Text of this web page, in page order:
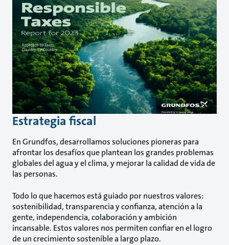
Estrategia fiscal
En Grundfos, desarrollamos soluciones pioneras para
afrontar los desafíos que plantean los grandes problemas
globales del agua y el clima, y mejorar la calidad de vida de
las personas.
Todo lo que hacemos está guiado por nuestros valores:
sostenibilidad, transparencia y confianza, atención a la
gente, independencia, colaboración y ambición
incansable. Estos valores nos permiten confiar en el logro
de un crecimiento sostenible a largo plazo.